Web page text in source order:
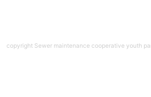
copyright Sewer maintenance cooperative youth